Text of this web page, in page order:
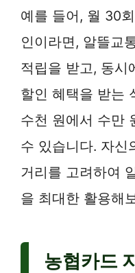
예를 들어, 월 30
인이라면, 알뜰교
적립을 받고, 동시
할인 혜택을 받는
수천 원에서 수만
수 있습니다. 자신
거리를 고려하여
을 최대한 활용해
농협카드